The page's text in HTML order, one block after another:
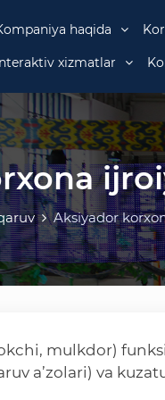
haqida
xizmatlar
Aksiyador
mulkdor)
a’zolari) va